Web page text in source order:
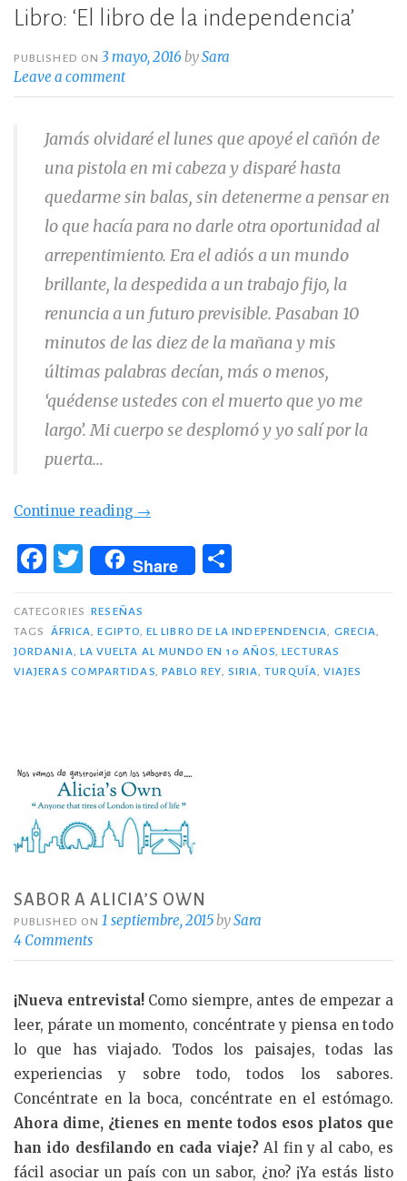
Libro: ‘El libro de la independencia’
PUBLISHED ON3 mayo, 2016 bySara
Leave a comment
Jamás olvidaré el lunes que apoyé el cañón de
una pistola en mi cabeza y disparé hasta
quedarme sin balas, sin detenerme a pensar en
lo que hacía para no darle otra oportunidad al
arrepentimiento. Era el adiós a un mundo
brillante, la despedida a un trabajo fijo, la
renuncia a un futuro previsible. Pasaban 10
minutos de las diez de la mañana y mis
últimas palabras decían, más o menos,
‘quédense ustedes con el muerto que yo me
largo’. Mi cuerpo se desplomó y yo salí por la
puerta…
Continue reading «Libro:
libro
la
independencia’»
→
F
c
e
b
k
T
w
it
te
r
Share
p
ar
CATEGORIES RESEÑAS
TAGS
ÁFRICA ,EGIPTO ,EL LIBRO DE LA INDEPENDENCIA GRECIA
JORDANIA LA VUELTA AL MUNDO EN 10 AÑOS ,LECTURAS
VIAJERAS COMPARTIDAS PABLO REY SIRIA ,TURQUÍA VIAJES
SABOR A ALICIA’S OWN
PUBLISHED ON 1 septiembre, 2015bySara
4 Comments
¡Nueva entrevista!Como siempre, antes de empezar a
leer, párate un momento, concéntrate y piensa en todo
lo que has viajado. Todos los paisajes, todas las
experiencias y sobre todo, todos los sabores.
Concéntrate en la boca, concéntrate en el estómago.
Ahora dime, ¿tienes en mente todos esos platos que
han ido desfilando en cada viaje?Al fin y al cabo, es
fácil asociar un país con un sabor, ¿no? ¡Ya estás listo